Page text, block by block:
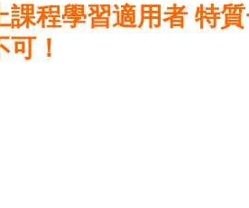
課程學習適用者 特
！